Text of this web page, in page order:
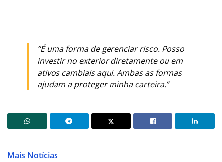
“É uma forma de gerenciar risco. Posso
investir no exterior diretamente ou em
ativos cambiais aqui. Ambas as formas
ajudam a proteger minha carteira.”
Mais Notícias